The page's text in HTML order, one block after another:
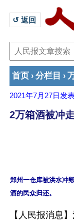
↺ 返回
首页 › 分栏目 ›
2021年7月27日 发
2万箱酒被冲
郑州一仓库被洪水冲
【人民报消息